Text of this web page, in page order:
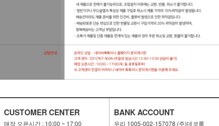
CUSTOMER CENTER
매장 오픈시간 : 10:00 ~ 17:00
BANK ACCOUNT
우리 1005-002-157078 (주)데코룸